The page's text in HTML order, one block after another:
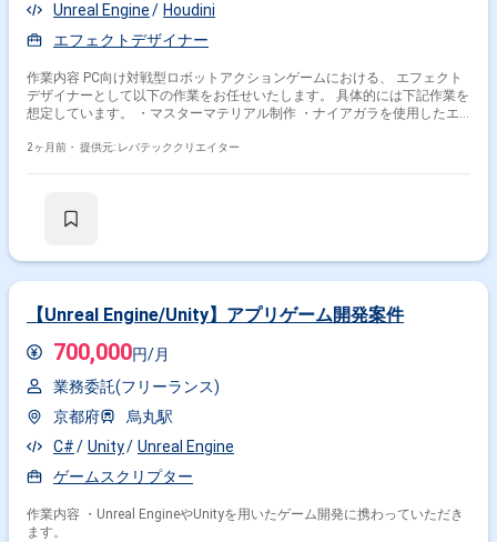
Unreal Engine
Houdini
エフェクトデザイナー
作業内容 PC向け対戦型ロボットアクションゲームにおける、 エフェクト
デザイナーとして以下の作業をお任せいたします。 具体的には下記作業を
想定しています。 ・マスターマテリアル制作 ・ナイアガラを使用したエ
2ヶ月前・ 提供元: レバテッククリエイター
【Unreal Engine/Unity】アプリゲーム開発案件
700,000円/月
業務委託(フリーランス)
京都府
烏丸駅
C#
Unity
Unreal Engine
ゲームスクリプター
作業内容 ・Unreal EngineやUnityを用いたゲーム開発に携わっていただき
ます。